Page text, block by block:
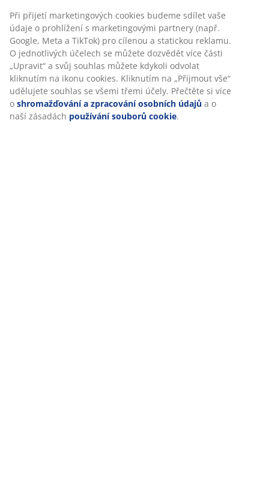
100% bavlněného batistu. Praní na 60 °C.
Skladová položka: 4351104
Specifikace